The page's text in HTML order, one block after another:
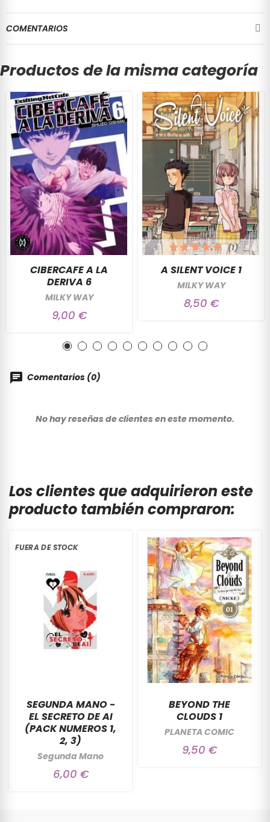
COMENTARIOS
Productos de la misma categoría
CIBERCAFE A LA
DERIVA 6
MILKY WAY
9,00 €
A SILENT VOICE 1
MILKY WAY
(1)
8,50 €
Comentarios (0)
No hay reseñas de clientes en este momento.
Los clientes que adquirieron este
producto también compraron:
FUERA DE STOCK
SEGUNDA MANO -
EL SECRETO DE AI
(PACK NUMEROS 1,
2, 3)
Segunda Mano
6,00 €
BEYOND THE
CLOUDS 1
PLANETA COMIC
9,50 €